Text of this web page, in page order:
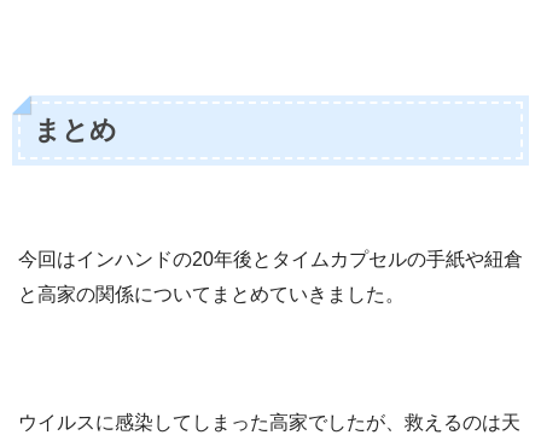
まとめ
今回はインハンドの20年後とタイムカプセルの手紙や紐倉
と高家の関係についてまとめていきました。
ウイルスに感染してしまった高家でしたが、救えるのは天